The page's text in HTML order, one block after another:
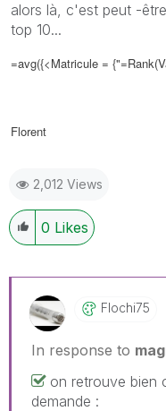
alors là, c'est peut -
top 10...
=avg({<Matricule =
Florent
2,012 Views
0 Likes
Flochi75
In response to
on retrouve bien
demande :